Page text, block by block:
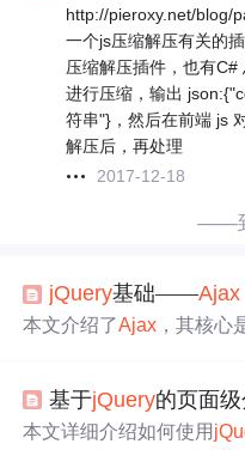
http://pieroxy.net/blog/
一个js压缩解压有关的
压缩解压插件，也有
进行压缩，输出
符串"}，然后在前端 js
解压后，再处理
2017-12-18
——
jQuery基础——Ajax
本文介绍了Ajax ，其核心
()、$.get()、$.post()等，
使用注意事项。
基于jQuery的页面
本文详细介绍如何使用